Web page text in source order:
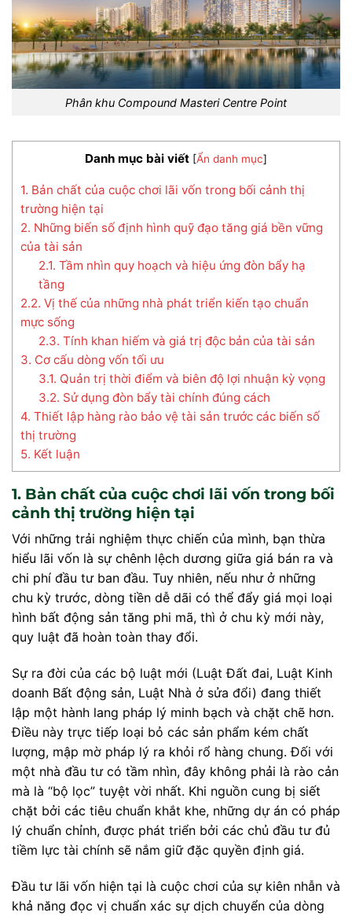
Phân khu Compound Masteri Centre Point
Danh mục bài viết [Ẩn danh mục]
1. Bản chất của cuộc chơi lãi vốn trong bối cảnh thị
trường hiện tại
2. Những biến số định hình quỹ đạo tăng giá bền vững
của tài sản
2.1. Tầm nhìn quy hoạch và hiệu ứng đòn bẩy hạ
tầng
2.2. Vị thế của những nhà phát triển kiến tạo chuẩn
mực sống
2.3. Tính khan hiếm và giá trị độc bản của tài sản
3. Cơ cấu dòng vốn tối ưu
3.1. Quản trị thời điểm và biên độ lợi nhuận kỳ vọng
3.2. Sử dụng đòn bẩy tài chính đúng cách
4. Thiết lập hàng rào bảo vệ tài sản trước các biến số
thị trường
5. Kết luận
1. Bản chất của cuộc chơi lãi vốn trong bối
cảnh thị trường hiện tại
Với những trải nghiệm thực chiến của mình, bạn thừa
hiểu lãi vốn là sự chênh lệch dương giữa giá bán ra và
chi phí đầu tư ban đầu. Tuy nhiên, nếu như ở những
chu kỳ trước, dòng tiền dễ dãi có thể đẩy giá mọi loại
hình bất động sản tăng phi mã, thì ở chu kỳ mới này,
quy luật đã hoàn toàn thay đổi.
Sự ra đời của các bộ luật mới (Luật Đất đai, Luật Kinh
doanh Bất động sản, Luật Nhà ở sửa đổi) đang thiết
lập một hành lang pháp lý minh bạch và chặt chẽ hơn.
Điều này trực tiếp loại bỏ các sản phẩm kém chất
lượng, mập mờ pháp lý ra khỏi rổ hàng chung. Đối với
một nhà đầu tư có tầm nhìn, đây không phải là rào cản
mà là “bộ lọc” tuyệt vời nhất. Khi nguồn cung bị siết
chặt bởi các tiêu chuẩn khắt khe, những dự án có pháp
lý chuẩn chỉnh, được phát triển bởi các chủ đầu tư đủ
tiềm lực tài chính sẽ nắm giữ đặc quyền định giá.
Đầu tư lãi vốn hiện tại là cuộc chơi của sự kiên nhẫn và
khả năng đọc vị chuẩn xác sự dịch chuyển của dòng